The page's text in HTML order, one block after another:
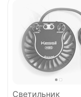
Светильник